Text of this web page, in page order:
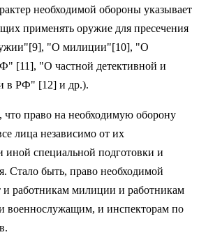
необходимой обороны указывает
применять оружие для пресечения
"О милиции"[10], "О
[11], "О частной детективной и
в РФ" [12] и др.).
что право на необходимую оборону
лица независимо от их
иной специальной подготовки и
Стало быть, право необходимой
работникам милиции и работникам
военнослужащим, и инспекторам по